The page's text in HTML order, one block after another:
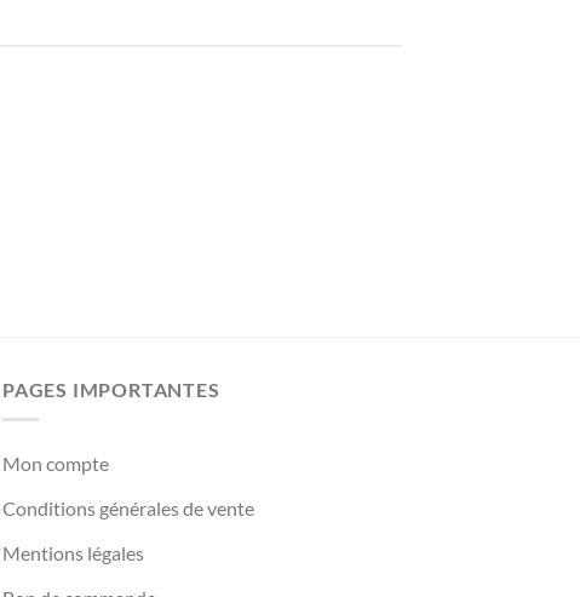
PAGES IMPORTANTES
Mon compte
Conditions générales de vente
Mentions légales